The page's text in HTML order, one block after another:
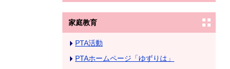
家庭教育
PTA活動
PTAホームページ「ゆずりは」